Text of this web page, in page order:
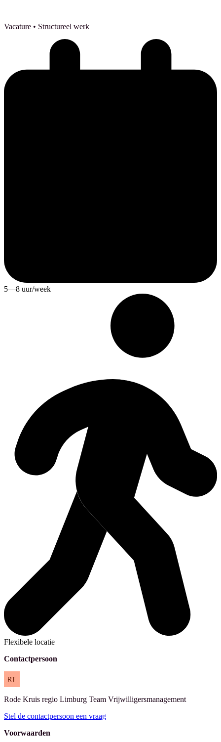
Vacature • Structureel werk
5—8 uur/week
Flexibele locatie
Contactpersoon
Rode Kruis regio Limburg Team Vrijwilligersmanagement
Stel de contactpersoon een vraag
Voorwaarden